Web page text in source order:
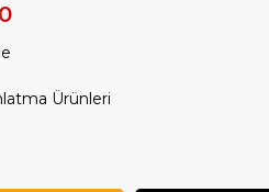
Ürünleri